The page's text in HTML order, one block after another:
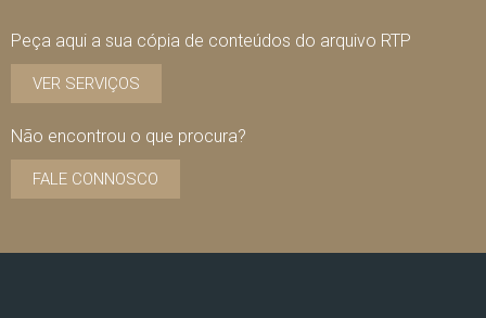
Peça aqui a sua cópia de conteúdos do arquivo RTP
VER SERVIÇOS
Não encontrou o que procura?
FALE CONNOSCO